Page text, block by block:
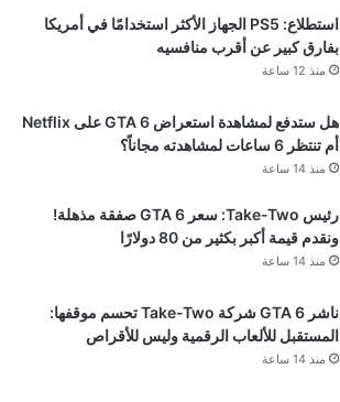
استطلاع: PS5 الجهاز الأكثر استخدامًا في أمريكا
بفارق كبير عن أقرب منافسيه
منذ 12 ساعة
هل ستدفع لمشاهدة استعراض GTA 6 على Netflix
أم تنتظر 6 ساعات لمشاهدته مجاناً؟
منذ 14 ساعة
رئيس Take-Two: سعر GTA 6 صفقة مذهلة!
ونقدم قيمة أكبر بكثير من 80 دولارًا
منذ 14 ساعة
ناشر GTA 6 شركة Take-Two تحسم موقفها:
المستقبل للألعاب الرقمية وليس للأقراص
منذ 14 ساعة